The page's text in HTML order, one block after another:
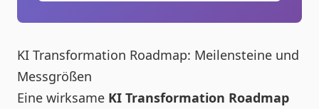
KI Transformation Roadmap: Meilensteine und
Messgrößen
Eine wirksame KI Transformation Roadmap